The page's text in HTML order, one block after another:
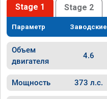
Stage 1 Stage 2
Параметр Заводские
Объем
двигателя
4.6
Мощность 373 л.с.